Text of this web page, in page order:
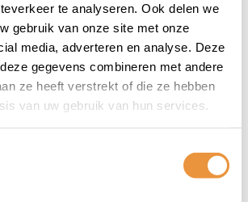
te analyseren. Ook delen we
gebruik van onze site met onze
media, adverteren en analyse. Deze
gegevens combineren met andere
ze heeft verstrekt of die ze hebben
van uw gebruik van hun services.
Zadelstrop Sport